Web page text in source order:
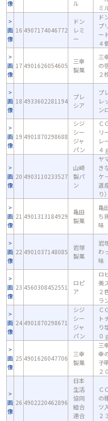
像
ル
ミ
画
像
16 4907174046772
ドン
レミ
ー
ド
プ
ー
４
画
像
17 4901626054605
三幸
製菓
三
の
２
画
像
18 4933602281194
プレ
シア
プ
レ
ン
画
像
19 4901870298688
シジ
シー
ジャ
パン
Ｃ
リ
レ
４
画
像
20 4903110233527
山崎
製パ
ン
ヤ
き
ケ
道
り）
画
像
21 4901313184929
亀田
製菓
亀
ち
味
画
像
22 4901037148085
岩塚
製菓
岩
わ
味
画
像
23 4560308452551
ロピ
ア
ロ
美
２
ラ
画
像
24 4901870298671
シジ
シー
ジャ
パン
Ｃ
ト
り
０
画
像
25 4901626047706
三幸
製菓
三
幸
子
２
画
像
26 4902220462896
日本
生活
協同
組合
連合
Ｃ
の
ツ
２